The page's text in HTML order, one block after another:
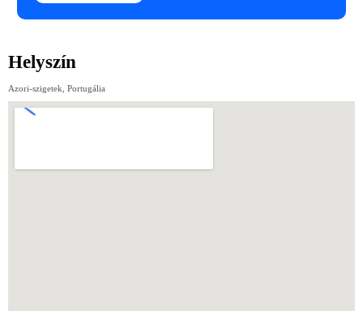
Helyszín
Azori-szigetek, Portugália